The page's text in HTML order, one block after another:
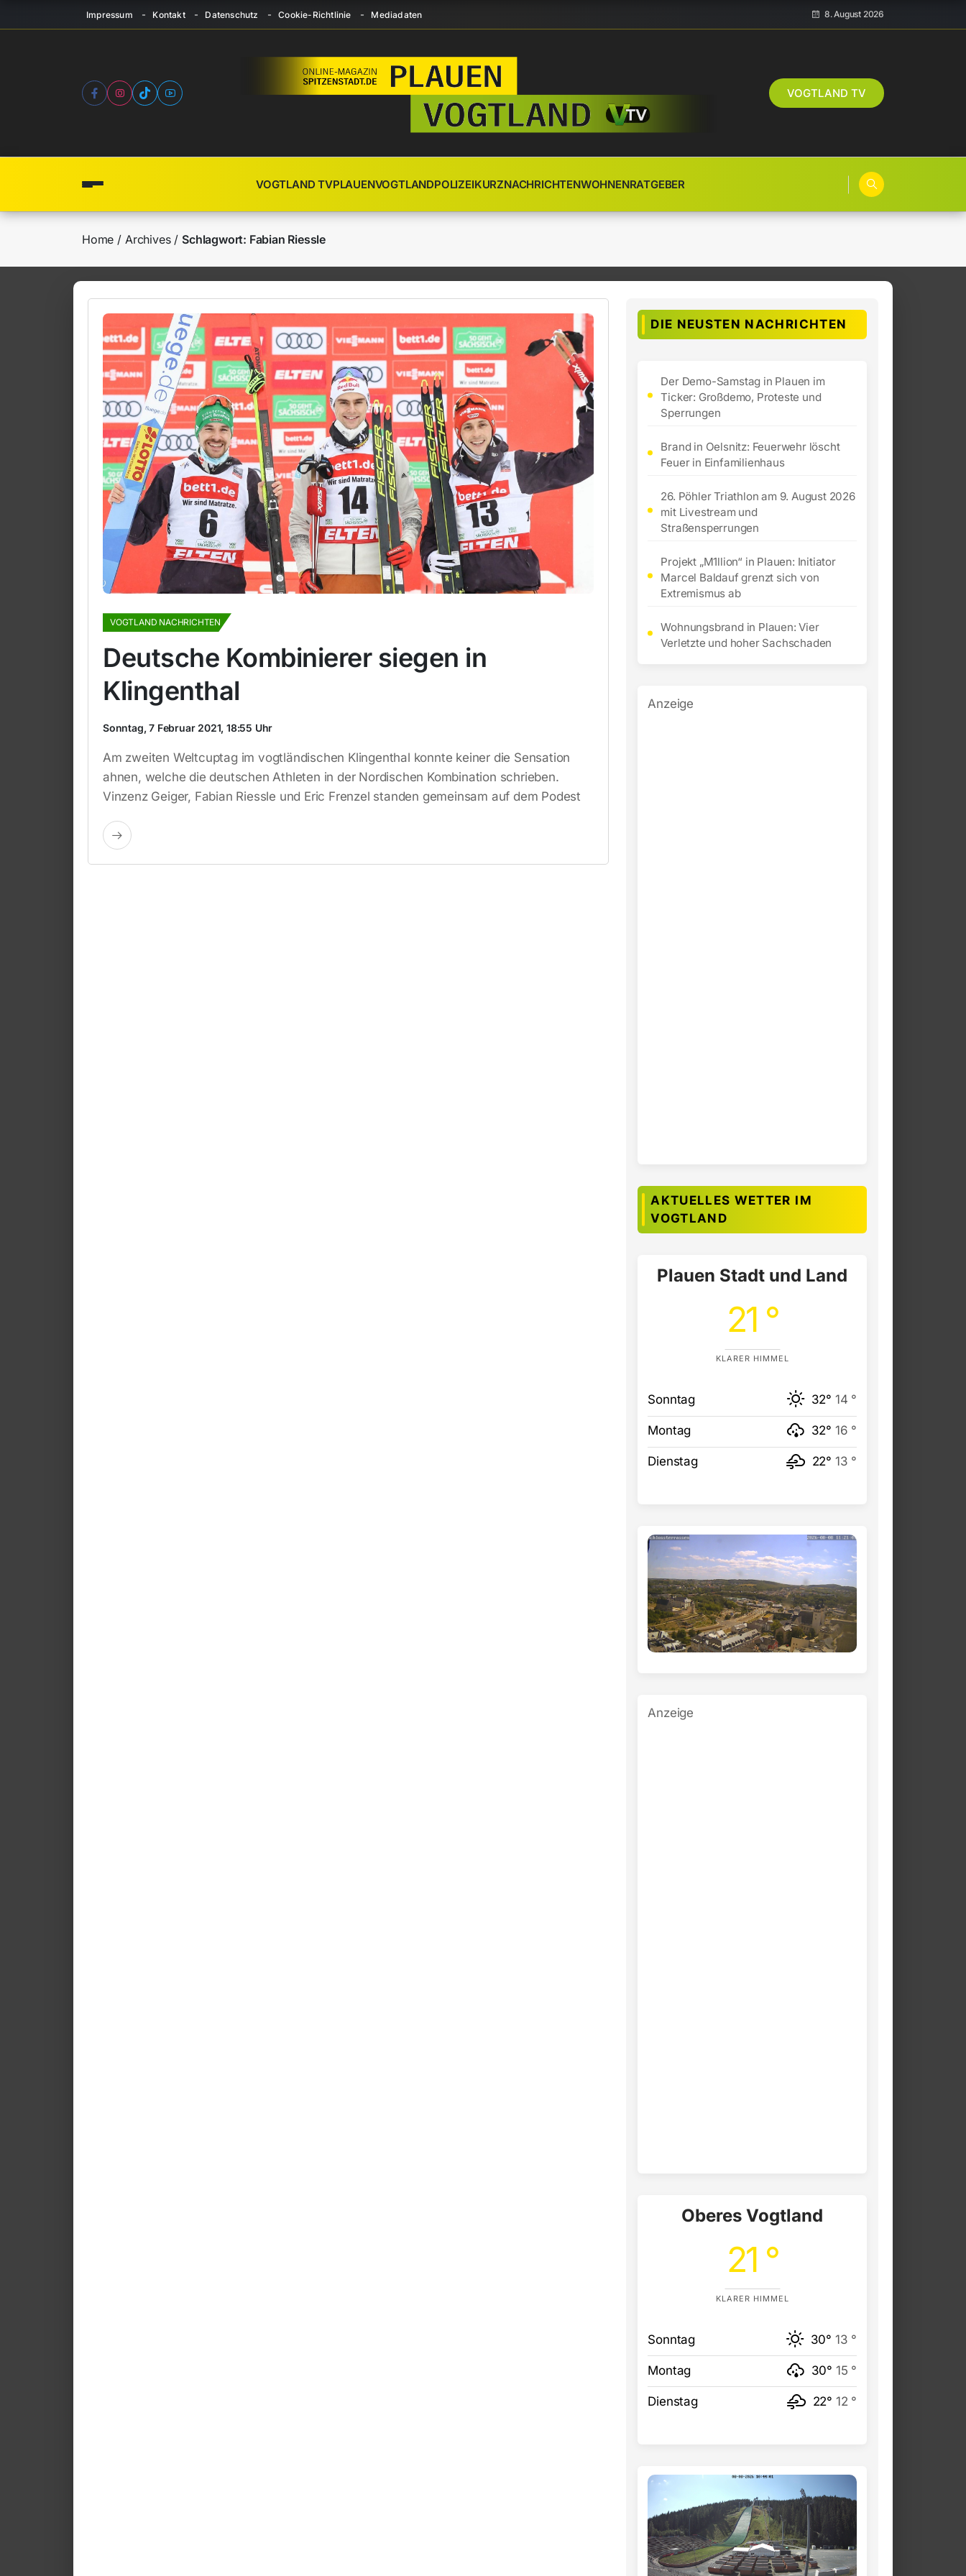
Impressum Kontakt Datenschutz Cookie-Richtlinie Mediadaten 8. August 2026
VOGTLAND TV
VOGTLAND TVPLAUENVOGTLANDPOLIZEIKURZNACHRICHTENWOHNENRATGEBER
Home Archives Schlagwort: Fabian Riessle
VOGTLAND NACHRICHTEN
Deutsche Kombinierer siegen in
Klingenthal
Sonntag, 7 Februar 2021, 18:55 Uhr
Am zweiten Weltcuptag im vogtländischen Klingenthal konnte keiner die Sensation
ahnen, welche die deutschen Athleten in der Nordischen Kombination schrieben.
Vinzenz Geiger, Fabian Riessle und Eric Frenzel standen gemeinsam auf dem Podest
DIE NEUSTEN NACHRICHTEN
Der Demo-Samstag in Plauen im
Ticker: Großdemo, Proteste und
Sperrungen
Brand in Oelsnitz: Feuerwehr löscht
Feuer in Einfamilienhaus
26. Pöhler Triathlon am 9. August 2026
mit Livestream und
Straßensperrungen
Projekt „M1llion“ in Plauen: Initiator
Marcel Baldauf grenzt sich von
Extremismus ab
Wohnungsbrand in Plauen: Vier
Verletzte und hoher Sachschaden
Anzeige
AKTUELLES WETTER IM
VOGTLAND
Plauen Stadt und Land
21 °
KLARER HIMMEL
Sonntag 32° 14 °
Montag 32° 16 °
Dienstag 22° 13 °
Anzeige
Oberes Vogtland
21 °
KLARER HIMMEL
Sonntag 30° 13 °
Montag 30° 15 °
Dienstag 22° 12 °